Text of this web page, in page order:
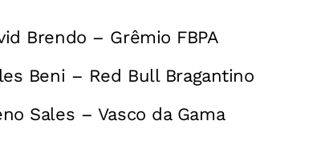
Brendo – Grêmio FBPA
Beni – Red Bull Bragantino
Sales – Vasco da Gama